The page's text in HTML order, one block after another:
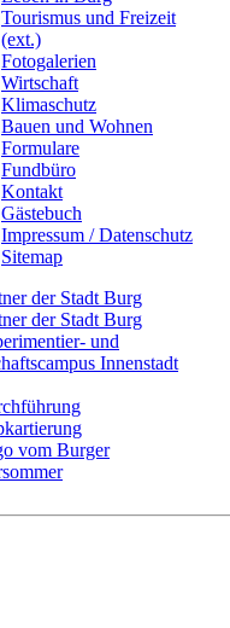
Tourismus und Freizeit
(ext.)
Fotogalerien
Wirtschaft
Klimaschutz
Bauen und Wohnen
Formulare
Fundbüro
Kontakt
Gästebuch
Impressum / Datenschutz
Sitemap